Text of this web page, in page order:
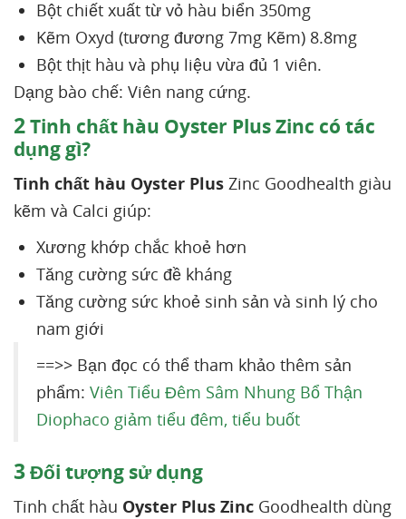
Bột chiết xuất từ vỏ hàu biển 350mg
Kẽm Oxyd (tương đương 7mg Kẽm) 8.8mg
Bột thịt hàu và phụ liệu vừa đủ 1 viên.
Dạng bào chế: Viên nang cứng.
2Tinh chất hàu Oyster Plus Zinc có tác
dụng gì?
Tinh chất hàu Oyster Plus Zinc Goodhealth giàu
kẽm và Calci giúp:
Xương khớp chắc khoẻ hơn
Tăng cường sức đề kháng
Tăng cường sức khoẻ sinh sản và sinh lý cho
nam giới
==>> Bạn đọc có thể tham khảo thêm sản
phẩm: Viên Tiểu Đêm Sâm Nhung Bổ Thận
Diophaco giảm tiểu đêm, tiểu buốt
3Đối tượng sử dụng
Tinh chất hàu Oyster Plus Zinc Goodhealth dùng